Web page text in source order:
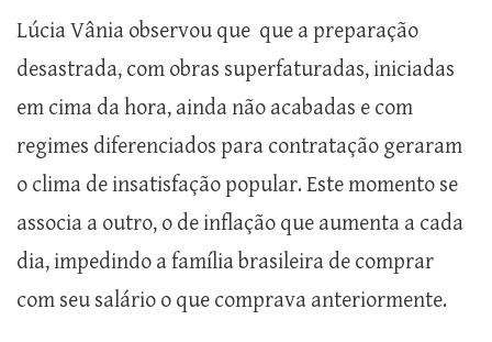
Lúcia Vânia observou que que a preparação
desastrada, com obras superfaturadas, iniciadas
em cima da hora, ainda não acabadas e com
regimes diferenciados para contratação geraram
o clima de insatisfação popular. Este momento se
associa a outro, o de inflação que aumenta a cada
dia, impedindo a família brasileira de comprar
com seu salário o que comprava anteriormente.